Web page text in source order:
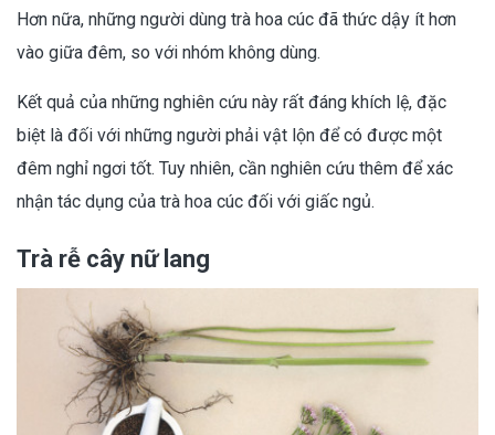
Hơn nữa, những người dùng trà hoa cúc đã thức dậy ít hơn
vào giữa đêm, so với nhóm không dùng.
Kết quả của những nghiên cứu này rất đáng khích lệ, đặc
biệt là đối với những người phải vật lộn để có được một
đêm nghỉ ngơi tốt. Tuy nhiên, cần nghiên cứu thêm để xác
nhận tác dụng của trà hoa cúc đối với giấc ngủ.
Trà rễ cây nữ lang